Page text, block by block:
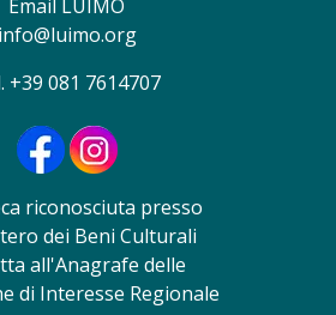
Email LUIMO
info@luimo.org
+39 081 7614707
riconosciuta presso
dei Beni Culturali
all'Anagrafe delle
di Interesse Regionale